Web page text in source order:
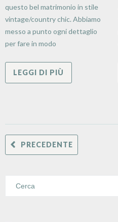
questo bel matrimonio in stile
vintage/country chic. Abbiamo
messo a punto ogni dettaglio
per fare in modo
LEGGI DI PIÙ
PRECEDENTE